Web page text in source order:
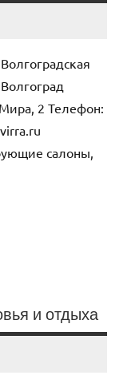
2 Телефон:
салоны,
и отдыха